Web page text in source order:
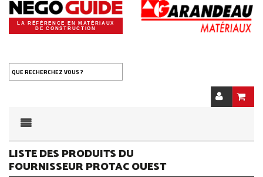
LA RÉFÉRENCE EN MATÉRIAUX
DE CONSTRUCTION
QUE RECHERCHEZ VOUS ?
LISTE DES PRODUITS DU
FOURNISSEUR PROTAC OUEST